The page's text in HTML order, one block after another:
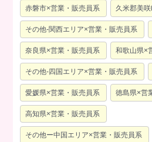
赤磐市×営業・販売員系 久米郡美
その他-関西エリア×営業・販売員系
奈良県×営業・販売員系 和歌山県×
その他-四国エリア×営業・販売員系
愛媛県×営業・販売員系 徳島県×営
高知県×営業・販売員系
その他ー中国エリア×営業・販売員系